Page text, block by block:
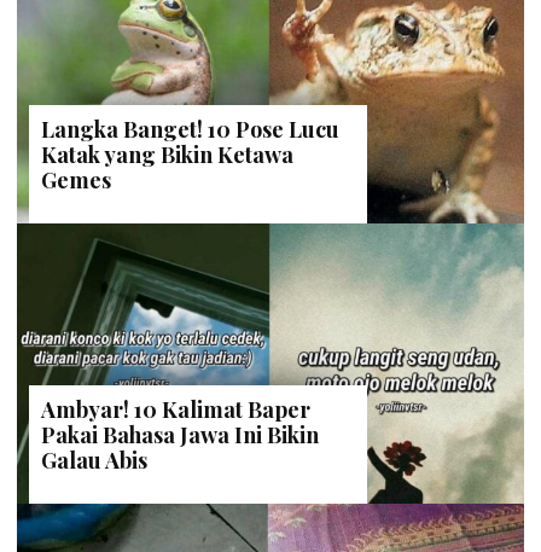
Langka Banget! 10 Pose Lucu
Katak yang Bikin Ketawa
Gemes
Ambyar! 10 Kalimat Baper
Pakai Bahasa Jawa Ini Bikin
Galau Abis